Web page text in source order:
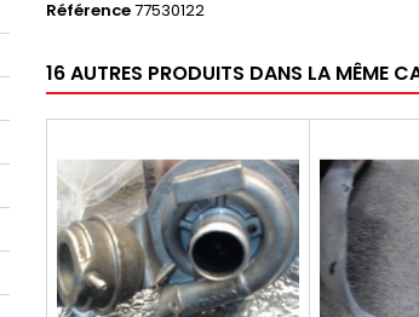
Référence77530122
16 AUTRES PRODUITS DANS LA MÊME